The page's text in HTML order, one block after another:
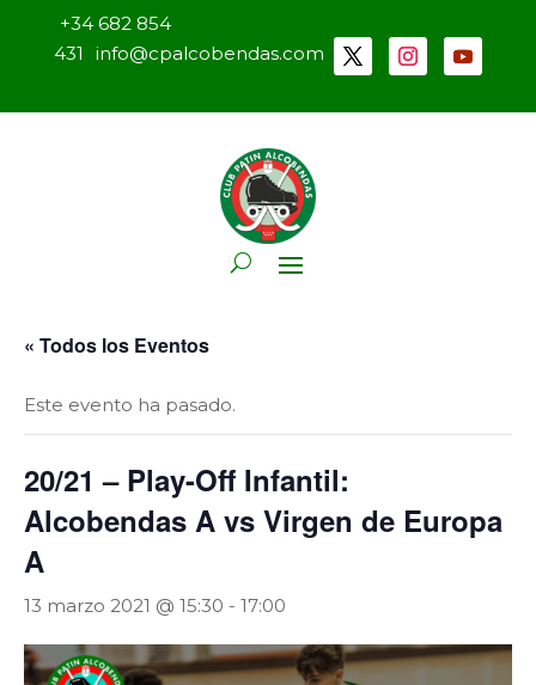
+34 682 854
431
info@cpalcobendas.com
« Todos los Eventos
Este evento ha pasado.
20/21 – Play-Off Infantil:
Alcobendas A vs Virgen de Europa
A
13 marzo 2021 @ 15:30 - 17:00